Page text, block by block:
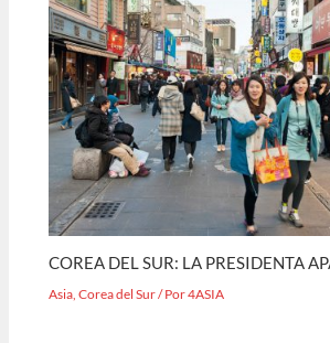
COREA DEL SUR: LA PRESIDENTA
Asia,Corea del Sur/ Por4ASIA